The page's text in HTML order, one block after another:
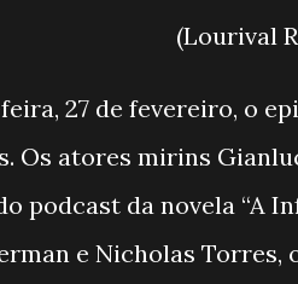
(Lourival
27 de fevereiro, o
Os atores mirins
podcast da novela “A
e Nicholas Torres,